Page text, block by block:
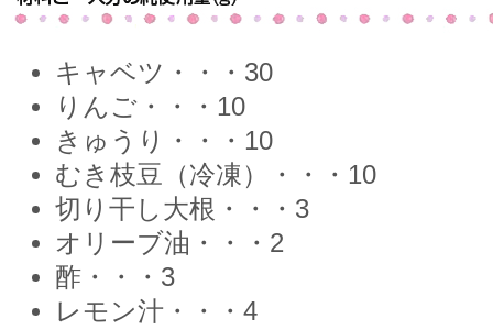
キャベツ・・・30
りんご・・・10
きゅうり・・・10
むき枝豆（冷凍）・・・10
切り干し大根・・・3
オリーブ油・・・2
酢・・・3
レモン汁・・・4